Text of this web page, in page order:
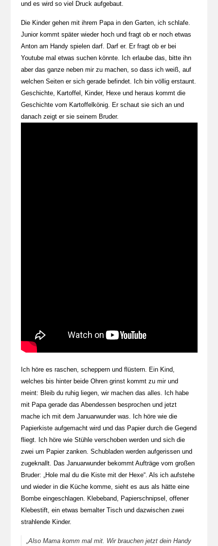
und es wird so viel Druck aufgebaut.
Die Kinder gehen mit ihrem Papa in den Garten, ich schlafe.
Junior kommt später wieder hoch und fragt ob er noch etwas
Anton am Handy spielen darf. Darf er. Er fragt ob er bei
Youtube mal etwas suchen könnte. Ich erlaube das, bitte ihn
aber das ganze neben mir zu machen, so dass ich weiß, auf
welchen Seiten er sich gerade befindet. Ich bin völlig erstaunt.
Geschichte, Kartoffel, Kinder, Hexe und heraus kommt die
Geschichte vom Kartoffelkönig. Er schaut sie sich an und
danach zeigt er sie seinem Bruder.
Ich höre es raschen, scheppern und flüstern. Ein Kind,
welches bis hinter beide Ohren grinst kommt zu mir und
meint: Bleib du ruhig liegen, wir machen das alles. Ich habe
mit Papa gerade das Abendessen besprochen und jetzt
mache ich mit dem Januarwunder was. Ich höre wie die
Papierkiste aufgemacht wird und das Papier durch die Gegend
fliegt. Ich höre wie Stühle verschoben werden und sich die
zwei um Papier zanken. Schubladen werden aufgerissen und
zugeknallt. Das Januarwunder bekommt Aufträge vom großen
Bruder: „Hole mal du die Kiste mit der Hexe“. Als ich aufstehe
und wieder in die Küche komme, sieht es aus als hätte eine
Bombe eingeschlagen. Klebeband, Papierschnipsel, offener
Klebestift, ein etwas bemalter Tisch und dazwischen zwei
strahlende Kinder.
„Also Mama komm mal mit. Wir brauchen jetzt dein Handy